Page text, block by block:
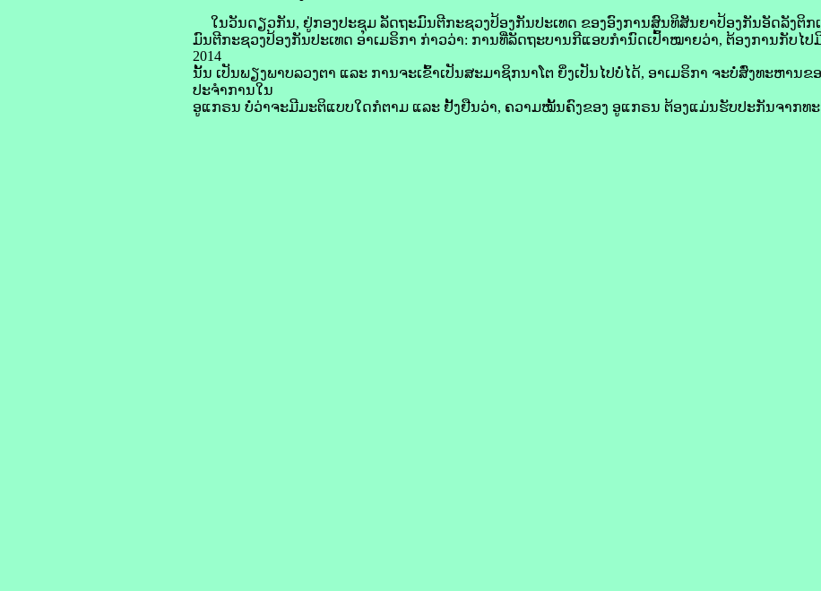
ໃນ​ວັນ​ດຽວ​ກັນ, ຢູ່​ກອງ​ປະຊຸມ ​ລັດຖະມົນຕີ​ກະຊວງ​ປ້ອງ​ກັນ​ປະເທດ ຂອງ​ອົງການ​ສົນທິສັນຍາ​ປ້ອງ​ກັນ​ອັດ​ລັງ​ຕິກ​
ມົນຕີ​ກະຊວງ​ປ້ອງ​ກັນ​ປະເທດ ອາ​ເມ​ຣິ​ກາ ກ່າວ​ວ່າ: ການ​ທີ່​ລັດຖະບານ​ກີ​ແອບ​ກຳນົດ​ເປົ້າ​ໝາຍວ່າ, ຕ້ອງການ​ກັບ​ໄ
2014
ນັ້ນ ເປັນ​ພຽງ​ພາບ​ລວງ​ຕາ ແລະ ການ​ຈະ​ເຂົ້າ​ເປັນ​ສະມາຊິກ​ນາ​ໂຕ ຍິ່ງ​ເປັນ​ໄປ​ບໍ່​ໄດ້, ອາ​ເມ​ຣິ​ກາ ຈະ​ບໍ່​ສົ່ງ​ທະຫານ​ຂ
ປະຈຳການ​ໃນ​
ອູ​ແກຣນ ບໍ່​ວ່າ​ຈະ​ມີ​ມະຕິ​ແບບ​ໃດ​​ກໍ​ຕາມ ແລະ ຢັ້ງຢືນ​ວ່າ, ຄວາມ​ໝັ້ນຄົງ​ຂອງ​ ອູ​ແກຣນ ຕ້ອງ​ແມ່ນ​ຮັບປະກັນ​ຈາກ​ທ